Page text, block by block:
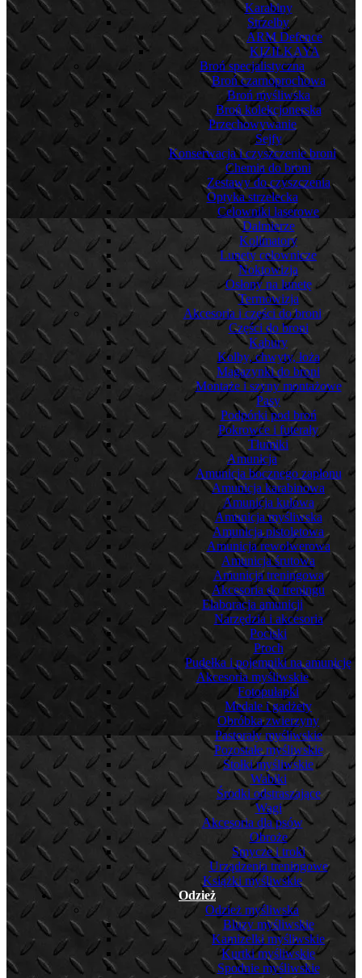
Karabiny
Strzelby
ARM Defence
KIZILKAYA
Broń specjalistyczna
Broń czarnoprochowa
Broń myśliwska
Broń kolekcjonerska
Przechowywanie
Sejfy
Konserwacja i czyszczenie broni
Chemia do broni
Zestawy do czyszczenia
Optyka strzelecka
Celowniki laserowe
Dalmierze
Kolimatory
Lunety celownicze
Noktowizja
Osłony na lunetę
Termowizja
Akcesoria i części do broni
Części do broni
Kabury
Kolby, chwyty, łoża
Magazynki do broni
Montaże i szyny montażowe
Pasy
Podpórki pod broń
Pokrowce i futerały
Tłumiki
Amunicja
Amunicja bocznego zapłonu
Amunicja karabinowa
Amunicja kulowa
Amunicja myśliwska
Amunicja pistoletowa
Amunicja rewolwerowa
Amunicja śrutowa
Amunicja treningowa
Akcesoria do treningu
Elaboracja amunicji
Narzędzia i akcesoria
Pociski
Proch
Pudełka i pojemniki na amunicję
Akcesoria myśliwskie
Fotopułapki
Medale i gadżety
Obróbka zwierzyny
Pastorały myśliwskie
Pozostałe myśliwskie
Stołki myśliwskie
Wabiki
Środki odstraszające
Wagi
Akcesoria dla psów
Obroże
Smycze i troki
Urządzenia treningowe
Książki myśliwskie
Odzież
Odzież myśliwska
Bluzy myśliwskie
Kamizelki myśliwskie
Kurtki myśliwskie
Spodnie myśliwskie